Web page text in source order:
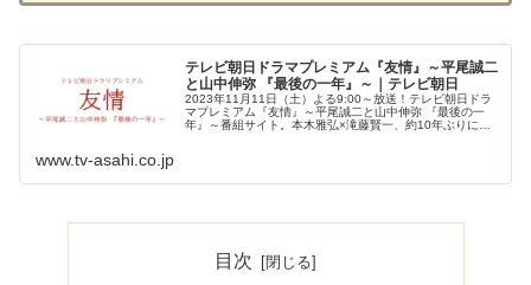
テレビ朝日ドラマプレミアム『友情』～平尾誠二
と山中伸弥 『最後の一年』～｜テレビ朝日
2023年11月11日（土）よる9:00～放送！テレビ朝日ドラ
マプレミアム『友情』～平尾誠二と山中伸弥 『最後の一
年』～番組サイト。本木雅弘×滝藤賢一、約10年ぶりに民
www.tv-asahi.co.jp
目次